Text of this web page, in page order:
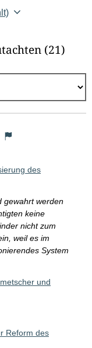
(21)
des
gewahrt werden
keine
nicht zum
weil es im
System
und
Reform des